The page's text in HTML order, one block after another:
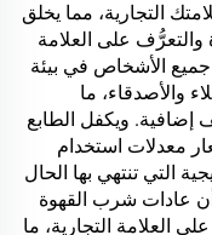
التجارية، مما يخلق
والتعرُّف على العلامة
جميع الأشخاص في بيئة
والأصدقاء، ما
ويكفل الطابع
معدلات استخدام
التي تنتهي بها الحال
أن عادات شرب القهوة
العلامة التجارية، ما